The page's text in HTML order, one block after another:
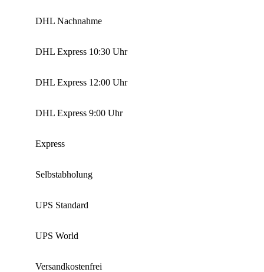
DHL Nachnahme
DHL Express 10:30 Uhr
DHL Express 12:00 Uhr
DHL Express 9:00 Uhr
Express
Selbstabholung
UPS Standard
UPS World
Versandkostenfrei